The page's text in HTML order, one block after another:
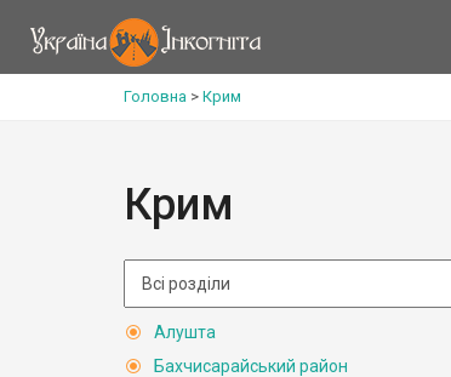
Головна > Крим
Крим
Алушта
Бахчисарайський район